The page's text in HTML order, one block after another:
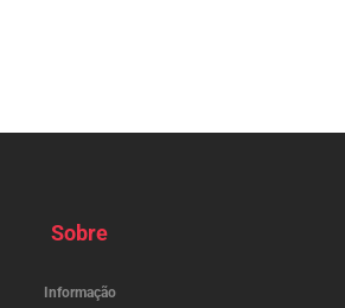
Sobre
Informação